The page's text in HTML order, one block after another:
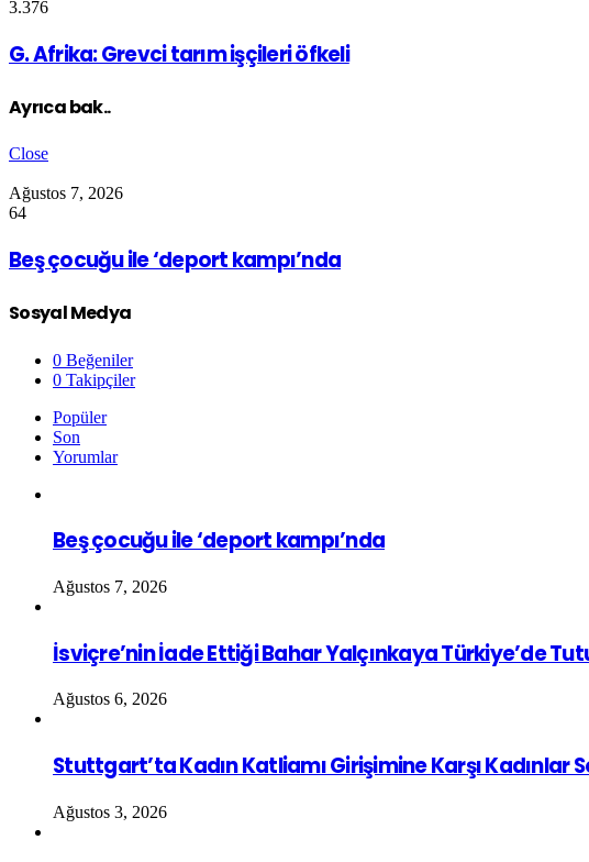
3.376
G. Afrika: Grevci tarım işçileri öfkeli
Ayrıca bak..
Close
Ağustos 7, 2026
64
Beş çocuğu ile ‘deport kampı’nda
Sosyal Medya
0 Beğeniler
0 Takipçiler
Popüler
Son
Yorumlar
Beş çocuğu ile ‘deport kampı’nda
Ağustos 7, 2026
İsviçre’nin İade Ettiği Bahar Yalçınkaya Türkiye’de
Ağustos 6, 2026
Stuttgart’ta Kadın Katliamı Girişimine Karşı Kadınlar
Ağustos 3, 2026